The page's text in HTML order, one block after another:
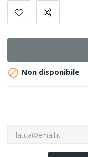
 Non disponibile